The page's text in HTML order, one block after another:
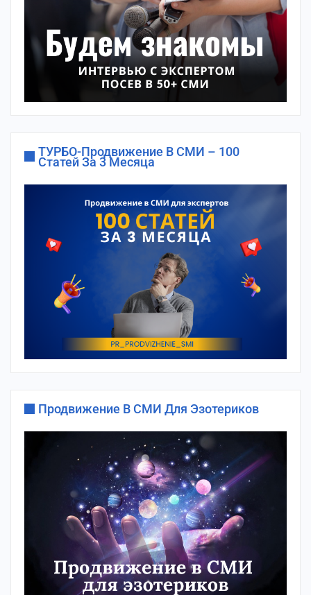
ТУРБО-Продвижение В СМИ – 100
Статей За 3 Месяца
Продвижение В СМИ Для Эзотериков